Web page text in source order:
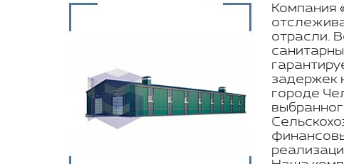
Компания
отрасли.
задержек
городе